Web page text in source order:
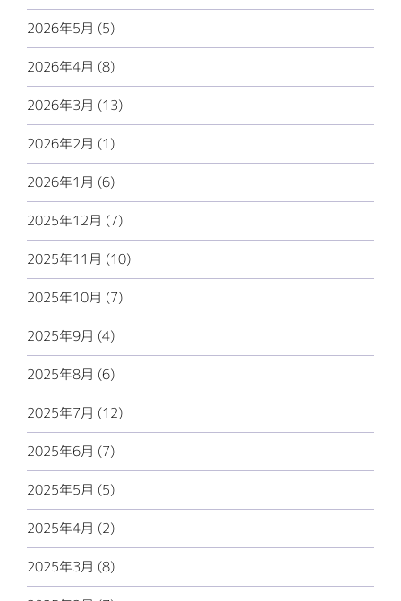
2026年5月 (5)
2026年4月 (8)
2026年3月 (13)
2026年2月 (1)
2026年1月 (6)
2025年12月 (7)
2025年11月 (10)
2025年10月 (7)
2025年9月 (4)
2025年8月 (6)
2025年7月 (12)
2025年6月 (7)
2025年5月 (5)
2025年4月 (2)
2025年3月 (8)